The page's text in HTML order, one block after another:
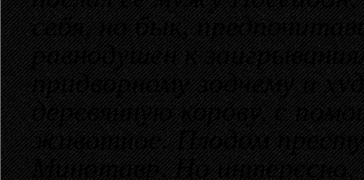
себя, но бык,
равнодушен к
придворному зодчему и
деревянную корову, с
животное. Плодом
Минотавр. Но интересно,